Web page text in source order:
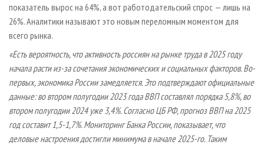
показатель вырос на 64%, а вот работодательский спрос — лишь на
26%. Аналитики называют это новым переломным моментом для
всего рынка.
«Есть вероятность, что активность россиян на рынке труда в 2025 году
начала расти из-за сочетания экономических и социальных факторов. Во-
первых, экономика России замедляется. Это подтверждают официальные
данные: во втором полугодии 2023 года ВВП составлял порядка 5,8%, во
втором полугодии 2024 уже 3,4%. Согласно ЦБ РФ, прогноз ВВП на 2025
год составит 1,5-1,7%. Мониторинг Банка России, показывает, что
деловые настроения достигли минимума в начале 2025-го. Таким